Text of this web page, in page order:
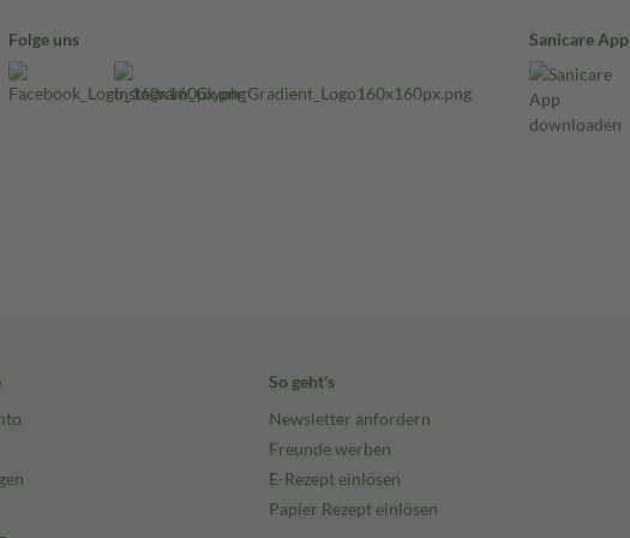
Folge uns Sanicare App
So geht's
Newsletter anfordern
Freunde werben
E-Rezept einlösen
Papier Rezept einlösen